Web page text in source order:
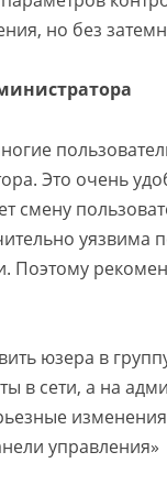
но без
Это очень
смену
Поэтому
юзера в
в сети, а на
управления»